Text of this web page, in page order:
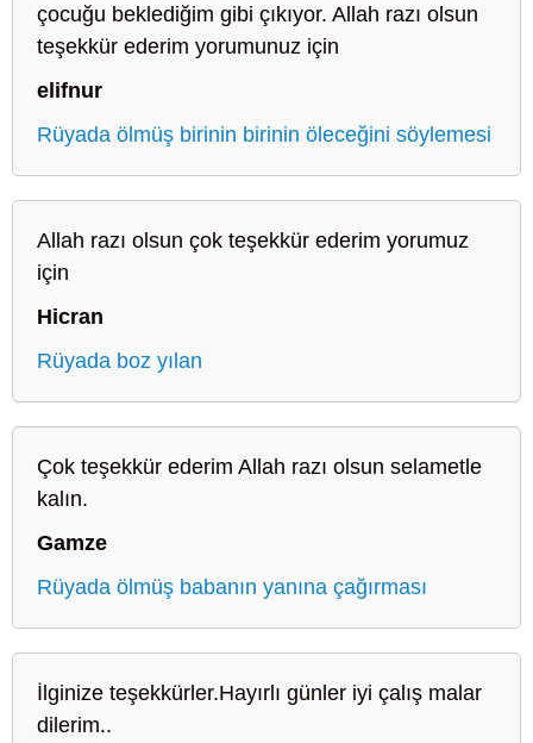
çocuğu beklediğim gibi çıkıyor. Allah razı olsun
teşekkür ederim yorumunuz için
elifnur
Rüyada ölmüş birinin birinin öleceğini söylemesi
Allah razı olsun çok teşekkür ederim yorumuz
için
Hicran
Rüyada boz yılan
Çok teşekkür ederim Allah razı olsun selametle
kalın.
Gamze
Rüyada ölmüş babanın yanına çağırması
İlginize teşekkürler.Hayırlı günler iyi çalış malar
dilerim..